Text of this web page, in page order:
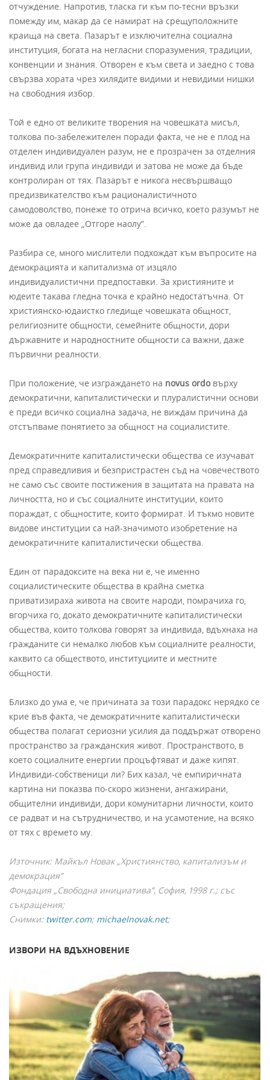
отчуждение. Напротив, тласка ги към по-тесни връзки
помежду им, макар да се намират на срещуположните
краища на света. Пазарът е изключителна социална
институция, богата на негласни споразумения, традиции,
конвенции и знания. Отворен е към света и заедно с това
свързва хората чрез хилядите видими и невидими нишки
на свободния избор.
Той е едно от великите творения на човешката мисъл,
толкова по-забележителен поради факта, че не е плод на
отделен индивидуален разум, не е прозрачен за отделния
индивид или група индивиди и затова не може да бъде
контролиран от тях. Пазарът е никога несвършващо
предизвикателство към рационалистичното
самодоволство, понеже то отрича всичко, което разумът не
може да овладее „Отгоре наолу”.
Разбира се, много мислители подхождат към въпросите на
демокрацията и капитализма от изцяло
индивидуалистични предпоставки. За християните и
юдеите такава гледна точка е крайно недостатъчна. От
християнско-юдаистко гледище човешката общност,
религиозните общности, семейните общности, дори
държавните и народностните общности са важни, даже
първични реалности.
При положение, че изграждането на novus ordoвърху
демократични, капиталистически и плуралистични основи
е преди всичко социална задача, не виждам причина да
отстъпваме понятието за общност на социалистите.
Демократичните капиталистически общества се изучават
пред справедливия и безпристрастен съд на човечеството
не само със своите постижения в защитата на правата на
личността, но и със социалните институции, които
пораждат, с общностите, които формират. И тъкмо новите
видове институции са най-значимото изобретение на
демократичните капиталистически общества.
Един от парадоксите на века ни е, че именно
социалистическите общества в крайна сметка
приватизираха живота на своите народи, помрачиха го,
вгорчиха го, докато демократичните капиталистически
общества, които толкова говорят за индивида, вдъхнаха на
гражданите си немалко любов към социалните реалности,
каквито са обществото, институциите и местните
общности.
Близко до ума е, че причината за този парадокс нерядко се
крие във факта, че демократичните капиталистически
общества полагат сериозни усилия да поддържат отворено
пространство за гражданския живот. Пространството, в
което социалните енергии процъфтяват и даже кипят.
Индивиди-собственици ли? Бих казал, че емпиричната
картина ни показва по-скоро жизнени, ангажирани,
общителни индивиди, дори комунитарни личности, които
се радват и на сътрудничество, и на усамотение, на всяко
от тях с времето му.
Източник: Майкъл Новак „Християнство, капитализъм и
демокрация”
Фондация „Свободна инициатива”, София, 1998 г.; със
съкращения;
Снимки: twitter.com; michaelnovak.net;
ИЗВОРИ НА ВДЪХНОВЕНИЕ